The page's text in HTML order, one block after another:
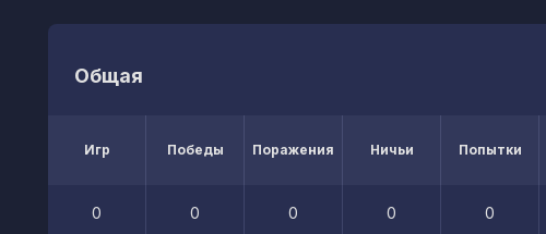
Общая
Игр Победы Поражения Ничьи Попытки
0 0 0 0 0